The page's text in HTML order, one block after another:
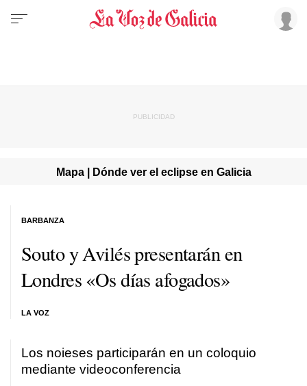
Mapa | Dónde ver el eclipse en Galicia
Souto y Avilés presentarán en
Londres «Os días afogados»
LA VOZ
BARBANZA
Los noieses participarán en un coloquio
mediante videoconferencia